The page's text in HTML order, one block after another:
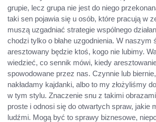
grupie, lecz grupa nie jest do niego
taki sen pojawia się u osób, które pracują w
muszą uzgadniać strategie wspólnego
chodzi tylko o błahe uzgodnienia. W naszym
aresztowany będzie ktoś, kogo nie lubimy.
wiedzieć, co sennik mówi, kiedy
spowodowane przez nas. Czynnie lub
nakładamy kajdanki, albo to my złożyliśmy
w tym stylu. Znaczenie snu z takimi
proste i odnosi się do otwartych spraw, jakie
ludźmi. Mogą być to sprawy biznesowe,